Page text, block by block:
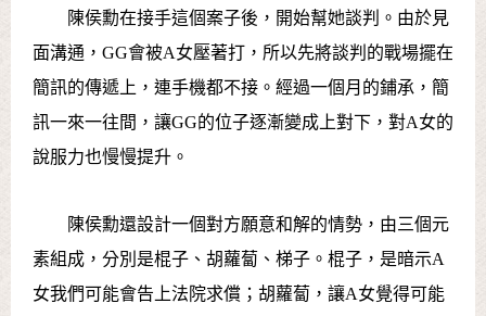
陳侯勳在接手這個案子後，開始幫她談判。由於見
面溝通，GG會被A女壓著打，所以先將談判的戰場擺在
簡訊的傳遞上，連手機都不接。經過一個月的鋪承，簡
訊一來一往間，讓GG的位子逐漸變成上對下，對A女的
說服力也慢慢提升。
陳侯勳還設計一個對方願意和解的情勢，由三個元
素組成，分別是棍子、胡蘿蔔、梯子。棍子，是暗示A
女我們可能會告上法院求償；胡蘿蔔，讓A女覺得可能